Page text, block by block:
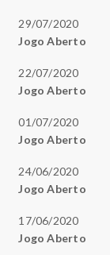
29/07/2020
Jogo Aberto
22/07/2020
Jogo Aberto
01/07/2020
Jogo Aberto
24/06/2020
Jogo Aberto
17/06/2020
Jogo Aberto